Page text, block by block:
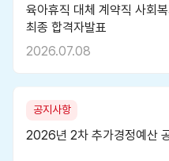
육아휴직 대체 계약직 사회
최종 합격자발표
2026.07.08
공지사항
2026년 2차 추가경정예산